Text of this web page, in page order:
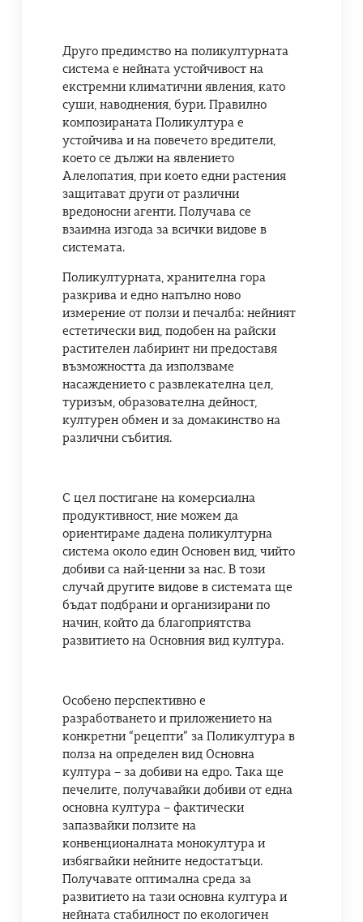
Друго предимство на поликултурната
система е нейната устойчивост на
екстремни климатични явления, като
суши, наводнения, бури. Правилно
композираната Поликултура е
устойчива и на повечето вредители,
което се дължи на явлението
Алелопатия, при което едни растения
защитават други от различни
вредоносни агенти. Получава се
взаимна изгода за всички видове в
системата.
Поликултурната, хранителна гора
разкрива и едно напълно ново
измерение от ползи и печалба: нейният
естетически вид, подобен на райски
растителен лабиринт ни предоставя
възможността да използваме
насаждението с развлекателна цел,
туризъм, образователна дейност,
културен обмен и за домакинство на
различни събития.
С цел постигане на комерсиална
продуктивност, ние можем да
ориентираме дадена поликултурна
система около един Основен вид, чийто
добиви са най-ценни за нас. В този
случай другите видове в системата ще
бъдат подбрани и организирани по
начин, който да благоприятства
развитието на Основния вид култура.
Особено перспективно е
разработването и приложението на
конкретни “рецепти” за Поликултура в
полза на определен вид Основна
култура – за добиви на едро. Така ще
печелите, получавайки добиви от една
основна култура – фактически
запазвайки ползите на
конвенционалната монокултура и
избягвайки нейните недостатъци.
Получавате оптимална среда за
развитието на тази основна култура и
нейната стабилност по екологичен